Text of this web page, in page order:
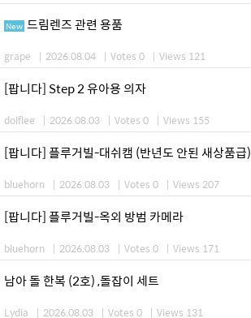
New 드림렌즈 관련 용품
grape | 2026.08.04 | Votes 0 | Views 121
[팝니다] Step 2 유아용 의자
dolflee | 2026.08.03 | Votes 0 | Views 155
[팝니다] 플루거빌-대쉬캠 (반년도 안된 새상품급)
bluehorn | 2026.08.03 | Votes 0 | Views 207
[팝니다] 플루거빌-옥외 방범 카메라
bluehorn | 2026.08.03 | Votes 0 | Views 171
남아 돌 한복 (2호) ,돌잡이 세트
Lydia | 2026.08.03 | Votes 0 | Views 131